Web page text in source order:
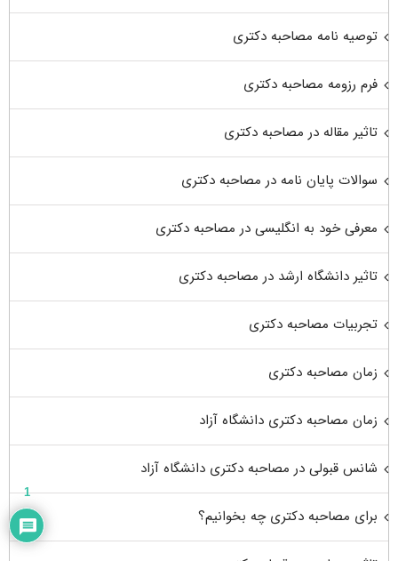
توصیه نامه مصاحبه دکتری
فرم رزومه مصاحبه دکتری
تاثیر مقاله در مصاحبه دکتری
سوالات پایان نامه در مصاحبه دکتری
معرفی خود به انگلیسی در مصاحبه دکتری
تاثیر دانشگاه ارشد در مصاحبه دکتری
تجربیات مصاحبه دکتری
زمان مصاحبه دکتری
زمان مصاحبه دکتری دانشگاه آزاد
شانس قبولی در مصاحبه دکتری دانشگاه آزاد
برای مصاحبه دکتری چه بخوانیم؟
1